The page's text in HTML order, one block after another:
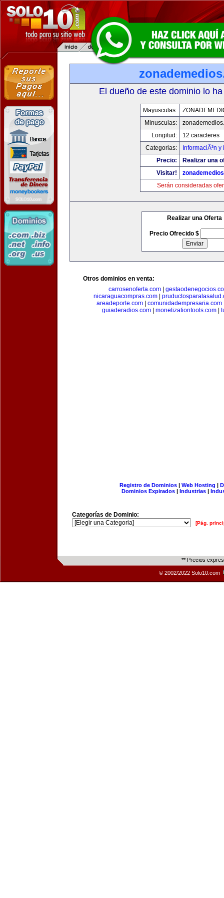
El dueño de este dominio lo
Mayusculas:
Minusculas:
Longitud:
12 caracteres
Categorias:
InformaciÃ³n
Precio:
Realizar una
Visitar!
Serán consideradas
Realizar una Oferta
Precio Ofrecido $
Otros dominios en venta:
carrosenoferta.com
nicaraguacompras.com
areadeporte.com| comunidadempresaria.com
guiaderadios.com| monetizationtools.com|
Registro de Dominios| Web Hosting |
Dominios Expirados | Industrias |
Categorías de Dominio:
[Pág.
** Precios
© 2002/2022 Solo10.com